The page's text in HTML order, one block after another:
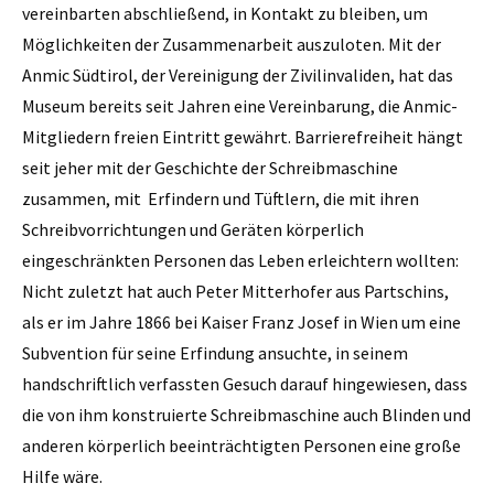
vereinbarten abschließend, in Kontakt zu bleiben, um
Möglichkeiten der Zusammenarbeit auszuloten. Mit der
Anmic Südtirol, der Vereinigung der Zivilinvaliden, hat das
Museum bereits seit Jahren eine Vereinbarung, die Anmic-
Mitgliedern freien Eintritt gewährt. Barrierefreiheit hängt
seit jeher mit der Geschichte der Schreibmaschine
zusammen, mit Erfindern und Tüftlern, die mit ihren
Schreibvorrichtungen und Geräten körperlich
eingeschränkten Personen das Leben erleichtern wollten:
Nicht zuletzt hat auch Peter Mitterhofer aus Partschins,
als er im Jahre 1866 bei Kaiser Franz Josef in Wien um eine
Subvention für seine Erfindung ansuchte, in seinem
handschriftlich verfassten Gesuch darauf hingewiesen, dass
die von ihm konstruierte Schreibmaschine auch Blinden und
anderen körperlich beeinträchtigten Personen eine große
Hilfe wäre.